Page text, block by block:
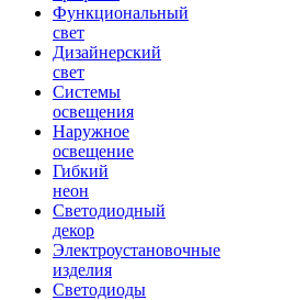
Функциональный
свет
Дизайнерский
свет
Системы
освещения
Наружное
освещение
Гибкий
неон
Светодиодный
декор
Электроустановочные
изделия
Светодиоды